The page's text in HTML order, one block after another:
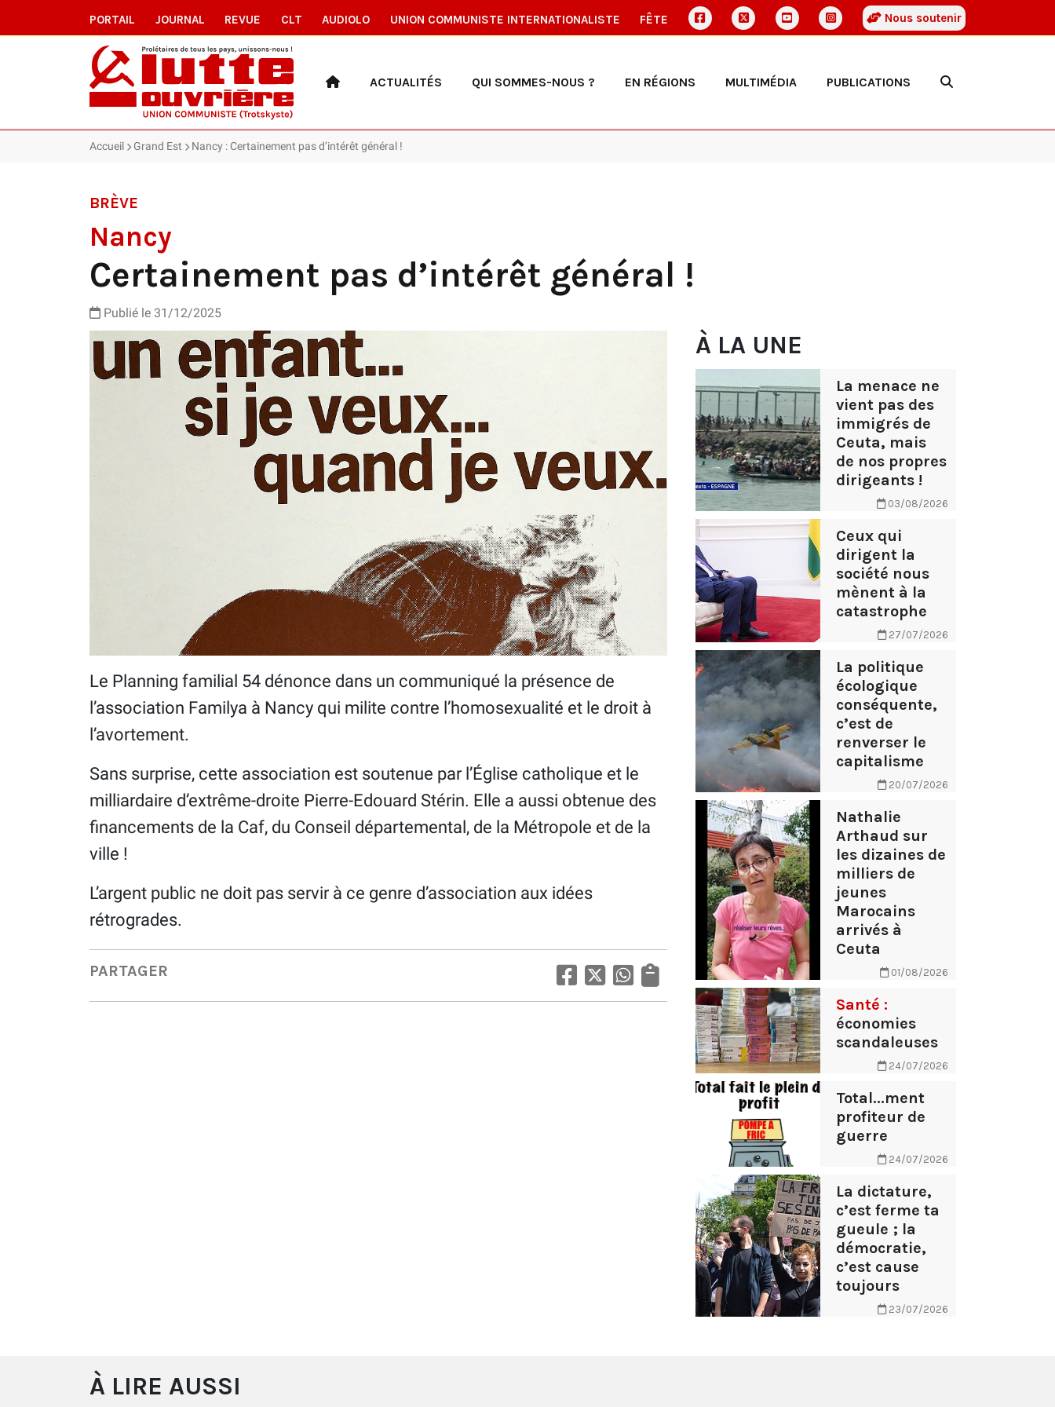
PORTAIL JOURNAL REVUE CLT AUDIOLO UNION COMMUNISTE INTERNATIONALISTE FÊTE Nous soutenir
ACTUALITÉS QUI SOMMES-NOUS ? EN RÉGIONS MULTIMÉDIA PUBLICATIONS
Accueil Grand Est Nancy : Certainement pas d’intérêt général !
BRÈVE
Nancy
Certainement pas d’intérêt général !
Publié le 31/12/2025
Le Planning familial 54 dénonce dans un communiqué la présence de
l’association Familya à Nancy qui milite contre l’homosexualité et le droit à
l’avortement.
Sans surprise, cette association est soutenue par l’Église catholique et le
milliardaire d’extrême-droite Pierre-Edouard Stérin. Elle a aussi obtenue des
financements de la Caf, du Conseil départemental, de la Métropole et de la
ville !
L’argent public ne doit pas servir à ce genre d’association aux idées
rétrogrades.
PARTAGER
À LA UNE
La menace ne
vient pas des
immigrés de
Ceuta, mais
de nos propres
dirigeants !
03/08/2026
Ceux qui
dirigent la
société nous
mènent à la
catastrophe
27/07/2026
La politique
écologique
conséquente,
c’est de
renverser le
capitalisme
20/07/2026
Nathalie
Arthaud sur
les dizaines de
milliers de
jeunes
Marocains
arrivés à
Ceuta
01/08/2026
Santé :
économies
scandaleuses
24/07/2026
Total...ment
profiteur de
guerre
24/07/2026
La dictature,
c’est ferme ta
gueule ; la
démocratie,
c’est cause
toujours
23/07/2026
À LIRE AUSSI